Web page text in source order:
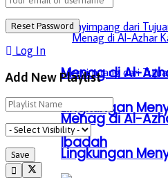
Menag di Al-
Lingkungan
Ibadah
Menag di Al-
Lingkungan
Log In
Add New Playlist